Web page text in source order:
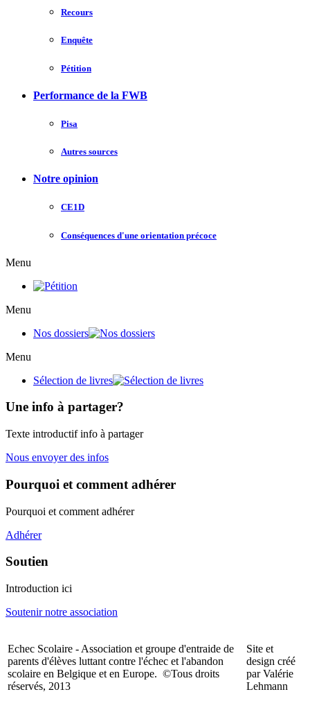
Recours
Enquête
Pétition
Performance de la FWB
Pisa
Autres sources
Notre opinion
CE1D
Conséquences d'une orientation précoce
Menu
Menu
Nos dossiers
Menu
Sélection de livres
Une info à partager?
Texte introductif info à partager
Nous envoyer des infos
Pourquoi et comment adhérer
Pourquoi et comment adhérer
Adhérer
Soutien
Introduction ici
Soutenir notre association
Echec Scolaire - Association et groupe d'entraide de
parents d'élèves luttant contre l'échec et l'abandon
scolaire en Belgique et en Europe. ©Tous droits
réservés, 2013
Site et
design créé
par Valérie
Lehmann